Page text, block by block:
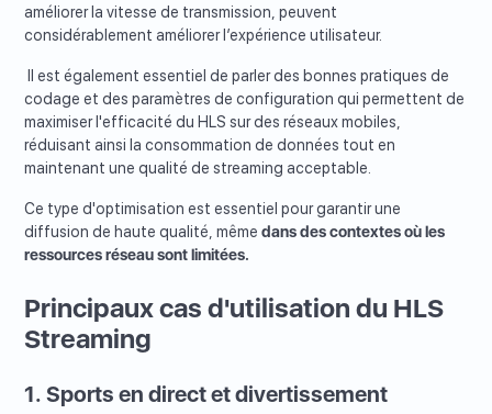
améliorer la vitesse de transmission, peuvent
considérablement améliorer l’expérience utilisateur.
Il est également essentiel de parler des bonnes pratiques de
codage et des paramètres de configuration qui permettent de
maximiser l'efficacité du HLS sur des réseaux mobiles,
réduisant ainsi la consommation de données tout en
maintenant une qualité de streaming acceptable.
Ce type d'optimisation est essentiel pour garantir une
diffusion de haute qualité, mêmedans des contextes où les
ressources réseau sont limitées.
Principaux cas d'utilisation du HLS
Streaming
1. Sports en direct et divertissement